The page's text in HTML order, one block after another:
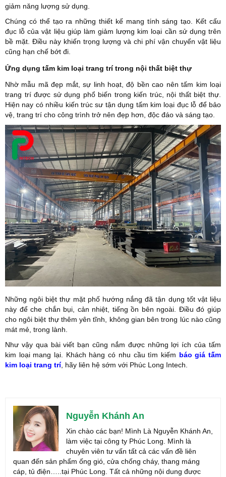
giảm năng lượng sử dụng.
Chúng có thể tạo ra những thiết kế mang tính sáng tạo. Kết cấu
đục lỗ của vật liệu giúp làm giảm lượng kim loại cần sử dụng trên
bề mặt. Điều này khiến trọng lượng và chi phí vận chuyển vật liệu
cũng hạn chế bớt đi.
Ứng dụng tấm kim loại trang trí trong nội thất biệt thự
Nhờ mẫu mã đẹp mắt, sự linh hoạt, độ bền cao nên tấm kim loại
trang trí được sử dụng phổ biến trong kiến trúc, nội thất biệt thự.
Hiện nay có nhiều kiến trúc sư tận dụng tấm kim loại đục lỗ để bảo
vệ, trang trí cho công trình trở nên đẹp hơn, độc đáo và sáng tạo.
Những ngôi biệt thự mặt phố hướng nắng đã tận dụng tốt vật liệu
này để che chắn bụi, cản nhiệt, tiếng ồn bên ngoài. Điều đó giúp
cho ngôi biệt thự thêm yên tĩnh, không gian bên trong lúc nào cũng
mát mẻ, trong lành.
Như vậy qua bài viết bạn cũng nắm được những lợi ích của tấm
kim loại mang lại. Khách hàng có nhu cầu tìm kiếm báo giá tấm
kim loại trang trí, hãy liên hệ sớm với Phúc Long Intech.
Nguyễn Khánh An
Xin chào các bạn! Mình Là Nguyễn Khánh An,
làm việc tại công ty Phúc Long. Mình là
chuyên viên tư vấn tất cả các vấn đề liên
quan đến sản phẩm ống gió, cửa chống cháy, thang máng
cáp, tủ điện…..tại Phúc Long. Tất cả những nội dung được